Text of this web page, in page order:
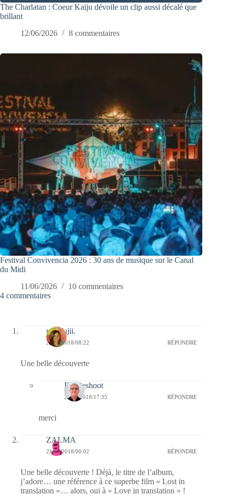
The Charlatan : Coeur Kaiju dévoile un clip aussi décalé que
brillant
12/06/2026
8 commentaires
Festival Convivencia 2026 : 30 ans de musique sur le Canal
du Midi
11/06/2026
10 commentaires
4 commentaires
missfujii.
21/03/2018/08:22 RÉPONDRE
Une belle découverte
Bernieshoot
21/03/2018/17:35 RÉPONDRE
merci
ZALMA
21/03/2018/00:02 RÉPONDRE
Une belle découverte ! Déjà, le titre de l’album,
j’adore… une référence à ce superbe film « Lost in
translation »… alors, oui à « Love in translation » !